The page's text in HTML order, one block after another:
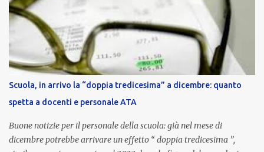
retribuzione di risultato rappresenta la parte variabile dello
stipendio dei dirigenti scolastici. Viene corrisposta per valorizzare
la qualità dell’attività svolta, la gestione delle risorse e il
raggiungimento degli obiettivi fissati dal Ministero dell’Istruzione
e del Merito (MIM) . Per l’anno scolastico 2023/2024, il MIM ha
completato la procedura di valutazione e trasmesso i dati a NoiPA,
che ha poi disposto la liquidazione automatica in busta paga . Gli
importi e le trattenute L’importo medio lordo riconosciuto è di 6....
Scuola, in arrivo la “doppia tredicesima” a dicembre: quanto
spetta a docenti e personale ATA
Buone notizie per il personale della scuola: già nel mese di
dicembre potrebbe arrivare un effetto “ doppia tredicesima ”,